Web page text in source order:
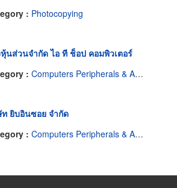
: Photocopying
นส่วนจำกัด ไอ ที ช็อป คอมพิวเตอร์
: Computers Peripherals & Accessories-Dealers
ยิบอินซอย จำกัด
: Computers Peripherals & Accessories-Dealers